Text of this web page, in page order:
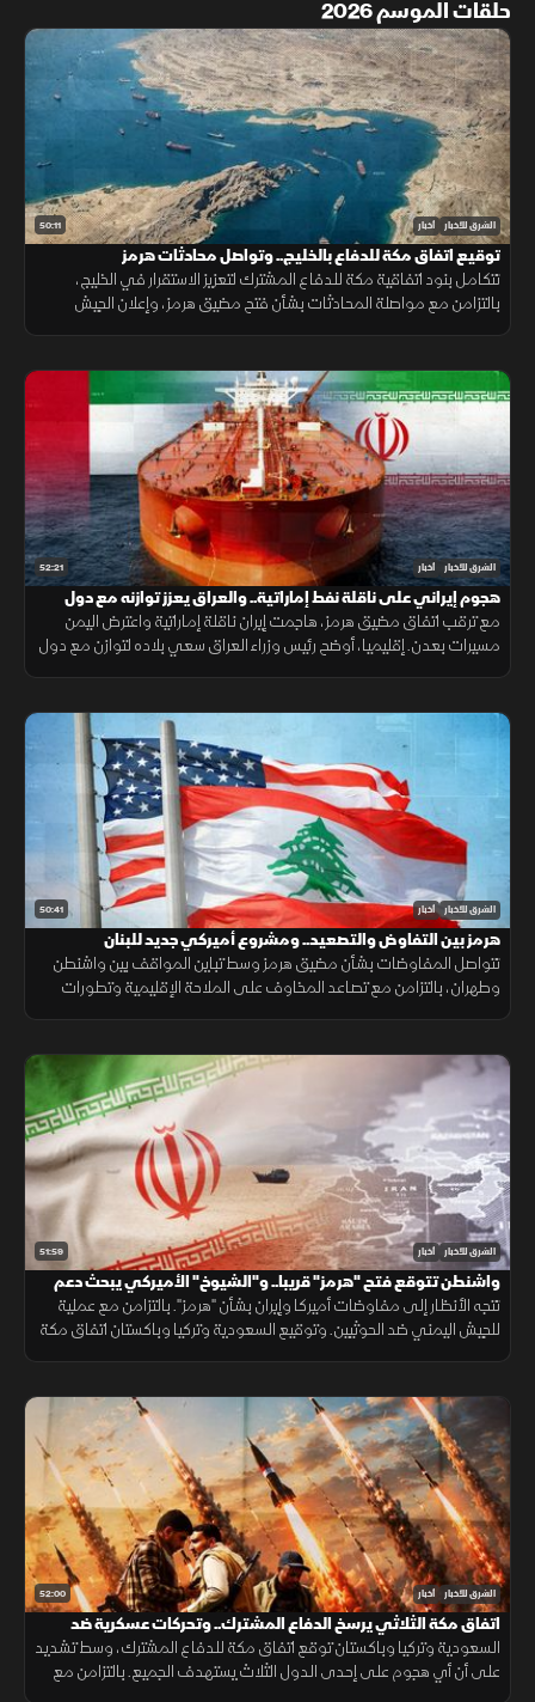
حلقات الموسم 2026
50:11 الشرق للأخبار أخبار
توقيع اتفاق مكة للدفاع بالخليج.. وتواصل محادثات هرمز
تتكامل بنود اتفاقية مكة للدفاع المشترك لتعزيز الاستقرار في الخليج،
بالتزامن مع مواصلة المحادثات بشأن فتح مضيق هرمز، وإعلان الجيش
52:21 الشرق للأخبار أخبار
هجوم إيراني على ناقلة نفط إماراتية.. والعراق يعزز توازنه مع دول
الجوار
مع ترقب اتفاق مضيق هرمز، هاجمت إيران ناقلة إماراتية واعترض اليمن
مسيرات بعدن. إقليميا، أوضح رئيس وزراء العراق سعي بلاده لتوازن مع دول
50:41 الشرق للأخبار أخبار
هرمز بين التفاوض والتصعيد.. ومشروع أميركي جديد للبنان
تتواصل المفاوضات بشأن مضيق هرمز وسط تباين المواقف بين واشنطن
وطهران، بالتزامن مع تصاعد المخاوف على الملاحة الإقليمية وتطورات
51:59 الشرق للأخبار أخبار
واشنطن تتوقع فتح "هرمز" قريبا.. و"الشيوخ" الأميركي يبحث دعم
لبنان
تتجه الأنظار إلى مفاوضات أميركا وإيران بشأن "هرمز". بالتزامن مع عملية
للجيش اليمني ضد الحوثيين. وتوقيع السعودية وتركيا وباكستان اتفاق مكة
52:00 الشرق للأخبار أخبار
اتفاق مكة الثلاثي يرسخ الدفاع المشترك.. وتحركات عسكرية ضد
الحوثيين
السعودية وتركيا وباكستان توقع اتفاق مكة للدفاع المشترك، وسط تشديد
على أن أي هجوم على إحدى الدول الثلاث يستهدف الجميع. بالتزامن مع